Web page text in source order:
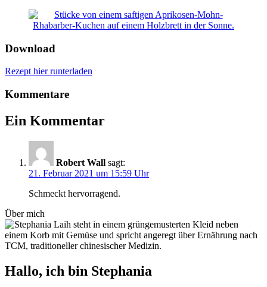
Download
Rezept hier runterladen
Kommentare
Ein Kommentar
Robert Wall sagt:
21. Februar 2021 um 15:59 Uhr
Schmeckt hervorragend.
Über mich
Hallo, ich bin Stephania